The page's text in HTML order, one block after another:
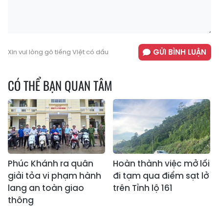
Xin vui lòng gõ tiếng Việt có dấu GỬI BÌNH LUẬN
CÓ THỂ BẠN QUAN TÂM
Phúc Khánh ra quân
giải tỏa vi phạm hành
lang an toàn giao
thông
Hoàn thành việc mở lối
đi tạm qua điểm sạt lở
trên Tỉnh lộ 161